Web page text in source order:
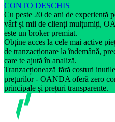
CONTO DESCHIS
Cu peste 20 de ani de experiență
vârf și mii de clienți mulțumiți,
este un broker premiat.
Obține acces la cele mai active
de tranzacționare la îndemână,
care te ajută în analiză.
Tranzacționează fără costuri
prețurilor - OANDA oferă zero
principale și prețuri transparente.